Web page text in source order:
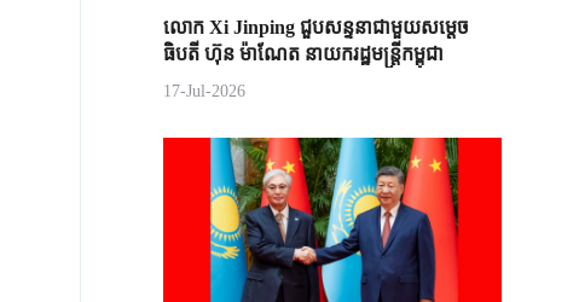
លោក Xi Jinping ជួបសន្ទនាជាមួយសម្តេច
ធិបតី ហ៊ុន ម៉ាណែត នាយករដ្ឋមន្ត្រីកម្ពុជា
17-Jul-2026